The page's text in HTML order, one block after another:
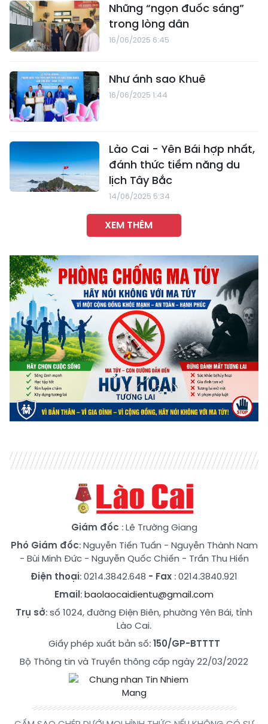
Những “ngọn đuốc sáng”
trong lòng dân
16/06/2025 6:45
Như ánh sao Khuê
16/06/2025 1:44
Lào Cai - Yên Bái hợp nhất,
đánh thức tiềm năng du
lịch Tây Bắc
14/06/2025 5:34
XEM THÊM
Giám đốc : Lê Trường Giang
Phó Giám đốc:Nguyễn Tiến Tuấn - Nguyễn Thành Nam
- Bùi Minh Đức- Nguyễn Quốc Chiến - Trần Thu Hiền
Điện thoại: 0214.3842.648 - Fax : 0214.3840.921
Email:baolaocaidientu@gmail.com
Trụ sở: số 1024, đường Điện Biên, phường Yên Bái, tỉnh
Lào Cai.
Giấy phép xuất bản số:150/GP-BTTTT
Bộ Thông tin và Truyền thông cấp ngày 22/03/2022